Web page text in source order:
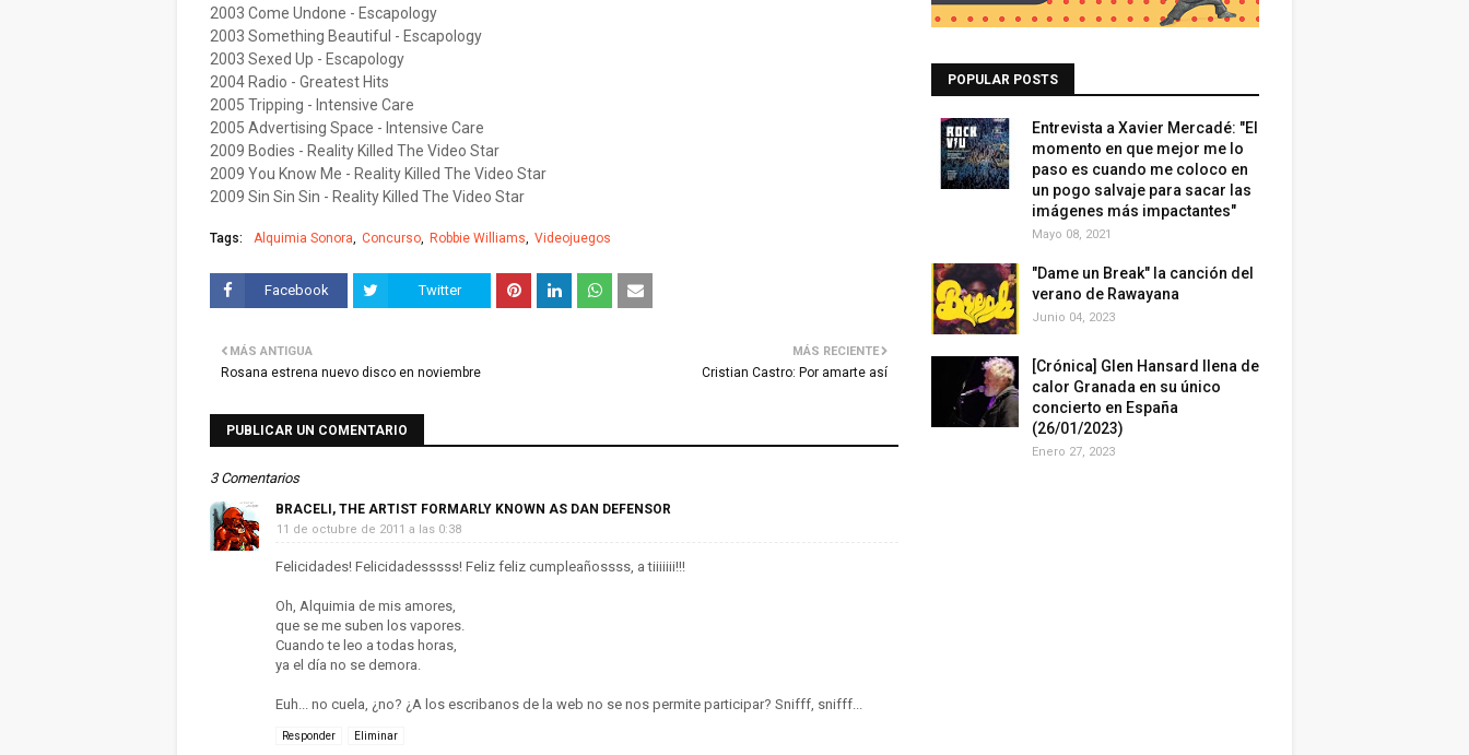
2003 Come Undone - Escapology
2003 Something Beautiful - Escapology
2003 Sexed Up - Escapology
2004 Radio - Greatest Hits
2005 Tripping - Intensive Care
2005 Advertising Space - Intensive Care
2009 Bodies - Reality Killed The Video Star
2009 You Know Me - Reality Killed The Video Star
2009 Sin Sin Sin - Reality Killed The Video Star
Tags: Alquimia Sonora Concurso Robbie Williams Videojuegos
Facebook Twitter
MÁS RECIENTE
Cristian Castro: Por amarte así
MÁS ANTIGUA
Rosana estrena nuevo disco en noviembre
PUBLICAR UN COMENTARIO
3 Comentarios
BRACELI, THE ARTIST FORMARLY KNOWN AS DAN DEFENSOR
11 de octubre de 2011 a las 0:38
Felicidades! Felicidadesssss! Feliz feliz cumpleañossss, a tiiiiiii!!!
Oh, Alquimia de mis amores,
que se me suben los vapores.
Cuando te leo a todas horas,
ya el día no se demora.
Euh... no cuela, ¿no? ¿A los escribanos de la web no se nos permite participar? Snifff, snifff...
Responder Eliminar
POPULAR POSTS
Entrevista a Xavier Mercadé: "El
momento en que mejor me lo
paso es cuando me coloco en
un pogo salvaje para sacar las
imágenes más impactantes"
Mayo 08, 2021
"Dame un Break" la canción del
verano de Rawayana
Junio 04, 2023
[Crónica] Glen Hansard llena de
calor Granada en su único
concierto en España
(26/01/2023)
Enero 27, 2023